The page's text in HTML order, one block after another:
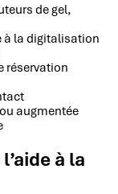
de gel,
à la digitalisation
réservation
augmentée
à la